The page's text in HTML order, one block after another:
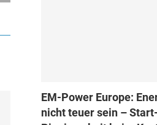
EM-Power Europe:
nicht teuer sein –